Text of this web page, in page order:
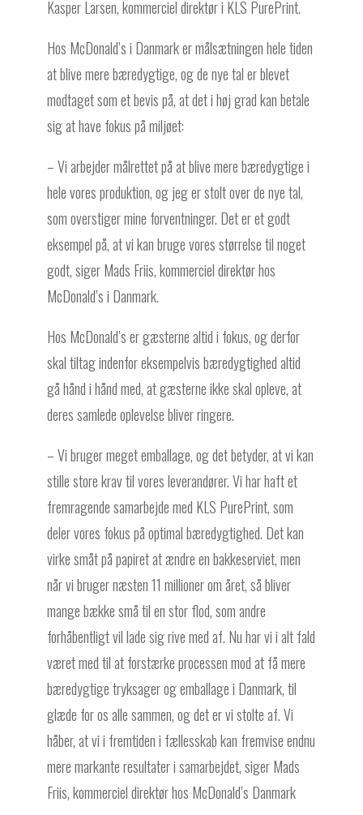
Kasper Larsen, kommerciel direktør i KLS PurePrint.
Hos McDonald’s i Danmark er målsætningen hele tiden
at blive mere bæredygtige, og de nye tal er blevet
modtaget som et bevis på, at det i høj grad kan betale
sig at have fokus på miljøet:
– Vi arbejder målrettet på at blive mere bæredygtige i
hele vores produktion, og jeg er stolt over de nye tal,
som overstiger mine forventninger. Det er et godt
eksempel på, at vi kan bruge vores størrelse til noget
godt, siger Mads Friis, kommerciel direktør hos
McDonald’s i Danmark.
Hos McDonald’s er gæsterne altid i fokus, og derfor
skal tiltag indenfor eksempelvis bæredygtighed altid
gå hånd i hånd med, at gæsterne ikke skal opleve, at
deres samlede oplevelse bliver ringere.
– Vi bruger meget emballage, og det betyder, at vi kan
stille store krav til vores leverandører. Vi har haft et
fremragende samarbejde med KLS PurePrint, som
deler vores fokus på optimal bæredygtighed. Det kan
virke småt på papiret at ændre en bakkeserviet, men
når vi bruger næsten 11 millioner om året, så bliver
mange bække små til en stor flod, som andre
forhåbentligt vil lade sig rive med af. Nu har vi i alt fald
været med til at forstærke processen mod at få mere
bæredygtige tryksager og emballage i Danmark, til
glæde for os alle sammen, og det er vi stolte af. Vi
håber, at vi i fremtiden i fællesskab kan fremvise endnu
mere markante resultater i samarbejdet, siger Mads
Friis, kommerciel direktør hos McDonald’s Danmark